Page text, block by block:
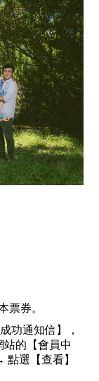
票券。
功通知信】，
的【會員中
選【查看】